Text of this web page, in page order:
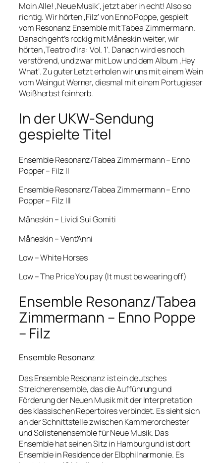
Moin Alle! ‚Neue Musik‘, jetzt aber in echt! Also so
richtig. Wir hörten ‚Filz‘ von Enno Poppe, gespielt
vom Resonanz Ensemble mit Tabea Zimmermann.
Danach geht’s rockig mit Måneskin weiter, wir
hörten ‚Teatro d’ira: Vol. 1‘. Danach wird es noch
verstörend, und zwar mit Low und dem Album ‚Hey
What‘. Zu guter Letzt erholen wir uns mit einem Wein
vom Weingut Werner, diesmal mit einem Portugieser
Weißherbst feinherb.
In der UKW-Sendung
gespielte Titel
Ensemble Resonanz/Tabea Zimmermann – Enno
Popper – Filz II
Ensemble Resonanz/Tabea Zimmermann – Enno
Popper – Filz III
Måneskin – Lividi Sui Gomiti
Måneskin – Vent’Anni
Low – White Horses
Low – The Price You pay (It must be wearing off)
Ensemble Resonanz/Tabea
Zimmermann – Enno Poppe
– Filz
Ensemble Resonanz
Das Ensemble Resonanz ist ein deutsches
Streicherensemble, das die Aufführung und
Förderung der Neuen Musik mit der Interpretation
des klassischen Repertoires verbindet. Es sieht sich
an der Schnittstelle zwischen Kammerorchester
und Solistenensemble für Neue Musik. Das
Ensemble hat seinen Sitz in Hamburg und ist dort
Ensemble in Residence der Elbphilharmonie. Es